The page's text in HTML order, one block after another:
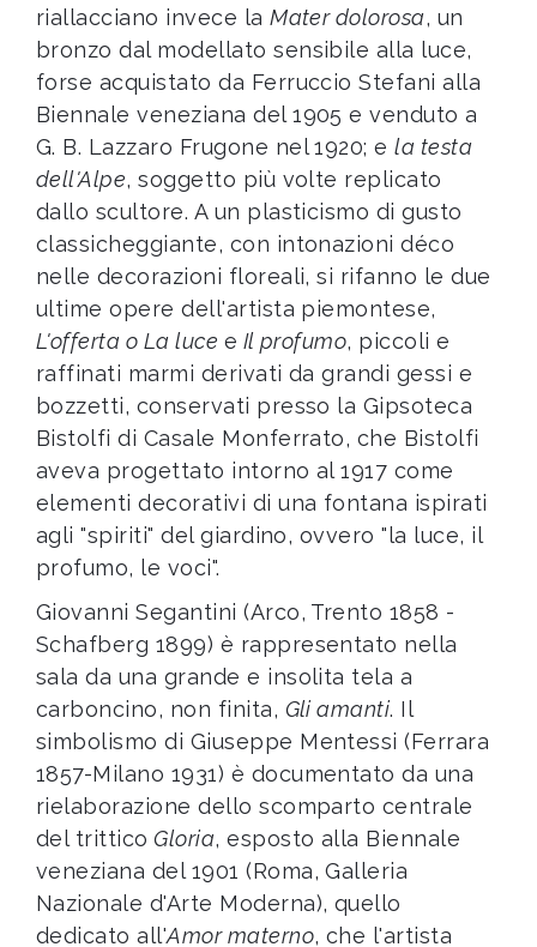
riallacciano invece laMater dolorosa, un
bronzo dal modellato sensibile alla luce,
forse acquistato da Ferruccio Stefani alla
Biennale veneziana del 1905 e venduto a
G. B. Lazzaro Frugone nel 1920; ela testa
dell'Alpe, soggetto più volte replicato
dallo scultore. A un plasticismo di gusto
classicheggiante, con intonazioni déco
nelle decorazioni floreali, si rifanno le due
ultime opere dell'artista piemontese,
L'offerta o La luce e Il profumo, piccoli e
raffinati marmi derivati da grandi gessi e
bozzetti, conservati presso la Gipsoteca
Bistolfi di Casale Monferrato, che Bistolfi
aveva progettato intorno al 1917 come
elementi decorativi di una fontana ispirati
agli "spiriti" del giardino, ovvero "la luce, il
profumo, le voci".
Giovanni Segantini (Arco, Trento 1858 -
Schafberg 1899) è rappresentato nella
sala da una grande e insolita tela a
carboncino, non finita, Gli amanti. Il
simbolismo di Giuseppe Mentessi (Ferrara
1857-Milano 1931) è documentato da una
rielaborazione dello scomparto centrale
del trittico Gloria, esposto alla Biennale
veneziana del 1901 (Roma, Galleria
Nazionale d'Arte Moderna), quello
dedicato all'Amor materno, che l'artista